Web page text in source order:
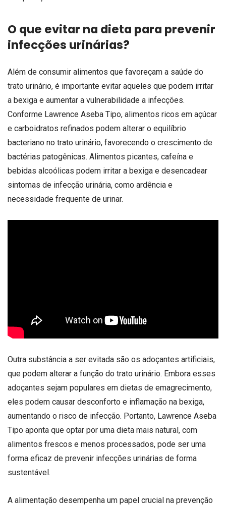
O que evitar na dieta para prevenir
infecções urinárias?
Além de consumir alimentos que favoreçam a saúde do
trato urinário, é importante evitar aqueles que podem irritar
a bexiga e aumentar a vulnerabilidade a infecções.
Conforme Lawrence Aseba Tipo, alimentos ricos em açúcar
e carboidratos refinados podem alterar o equilíbrio
bacteriano no trato urinário, favorecendo o crescimento de
bactérias patogênicas. Alimentos picantes, cafeína e
bebidas alcoólicas podem irritar a bexiga e desencadear
sintomas de infecção urinária, como ardência e
necessidade frequente de urinar.
Outra substância a ser evitada são os adoçantes artificiais,
que podem alterar a função do trato urinário. Embora esses
adoçantes sejam populares em dietas de emagrecimento,
eles podem causar desconforto e inflamação na bexiga,
aumentando o risco de infecção. Portanto, Lawrence Aseba
Tipo aponta que optar por uma dieta mais natural, com
alimentos frescos e menos processados, pode ser uma
forma eficaz de prevenir infecções urinárias de forma
sustentável.
A alimentação desempenha um papel crucial na prevenção